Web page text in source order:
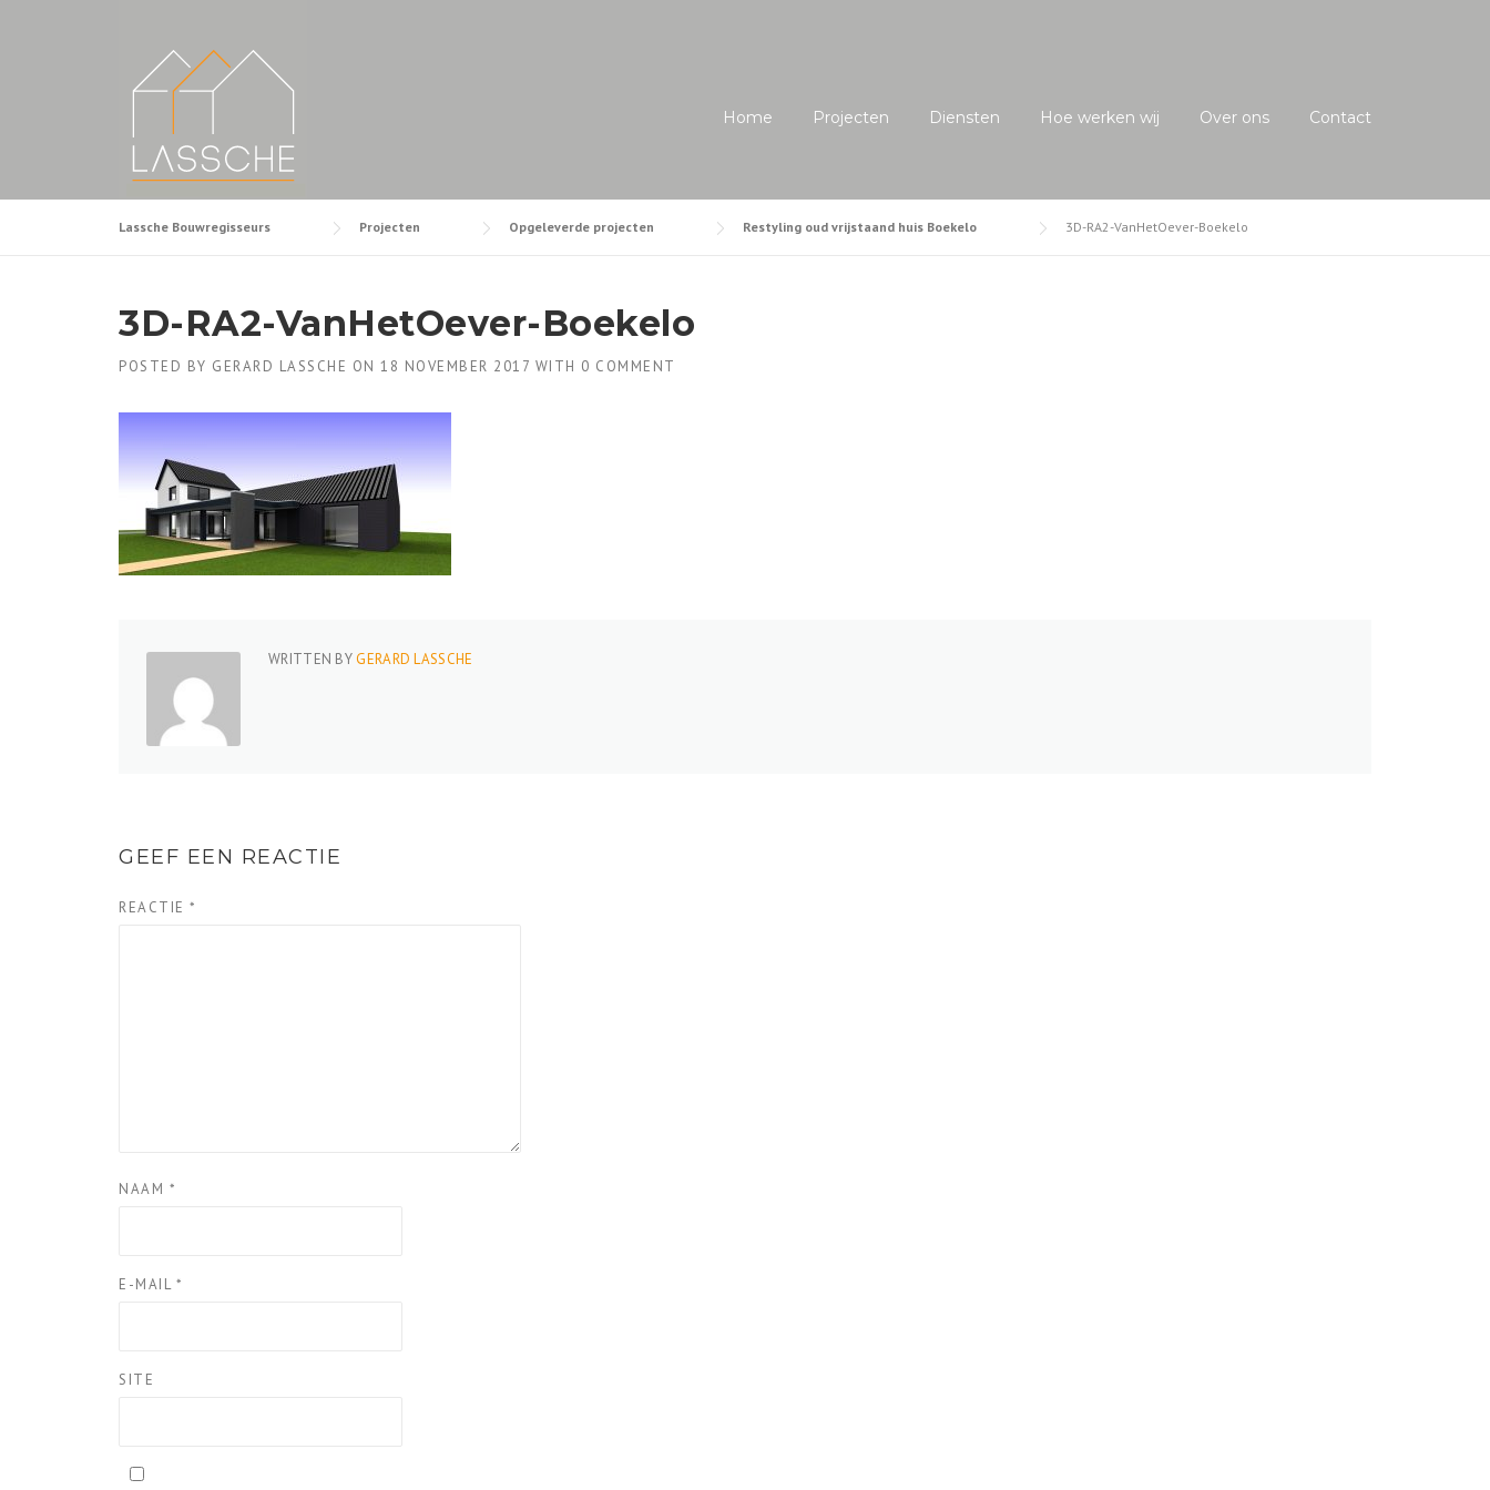
Home Projecten Diensten Hoe werken wij Over ons Contact
Lassche Bouwregisseurs Projecten Opgeleverde projecten Restyling oud vrijstaand huis Boekelo 3D-RA2-VanHetOever-Boekelo
3D-RA2-VanHetOever-Boekelo
POSTED BY GERARD LASSCHE ON 18 NOVEMBER 2017 WITH 0 COMMENT
WRITTEN BYGERARD LASSCHE
GEEF EEN REACTIE
REACTIE *
NAAM *
E-MAIL *
SITE